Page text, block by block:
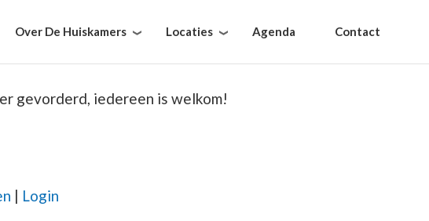
Over De Huiskamers Locaties Agenda Contact
gevorderd, iedereen is welkom!
| Login